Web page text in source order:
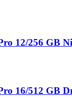
12/256 GB
16/512 GB